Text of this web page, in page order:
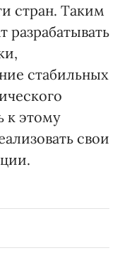
стран. Таким
разрабатывать
стабильных
к этому
свои